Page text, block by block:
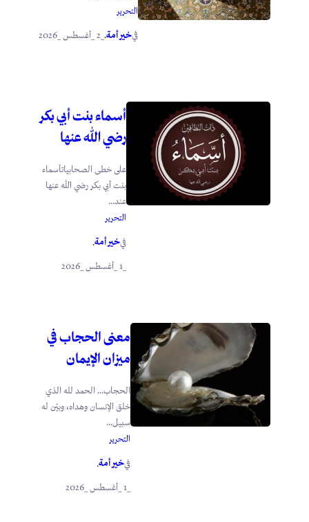
التحرير
فيخير أمة.
أسماء بنت أبي بكر
رضي الله عنها
على خطى الصحابياتأسماء
بنت أبي بكر رضي الله عنها
عند...
التحرير
فيخير أمة.
_1 _أغسطس _2026
معنى الحجاب في
ميزان الإيمان
الحجاب… الحمد لله الذي
خلق الإنسان وهداه، وبيّن له
سبيل...
التحرير
فيخير أمة.
_1 _أغسطس _2026